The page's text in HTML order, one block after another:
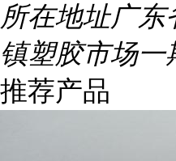
所在地址广东
镇塑胶市场一
推荐产品